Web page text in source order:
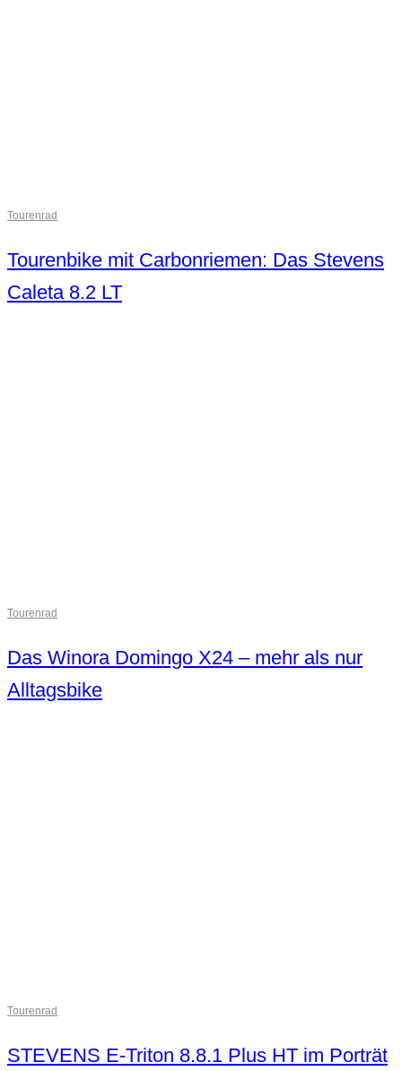
Tourenrad
Tourenbike mit Carbonriemen: Das Stevens
Caleta 8.2 LT
Tourenrad
Das Winora Domingo X24 – mehr als nur
Alltagsbike
Tourenrad
STEVENS E-Triton 8.8.1 Plus HT im Porträt